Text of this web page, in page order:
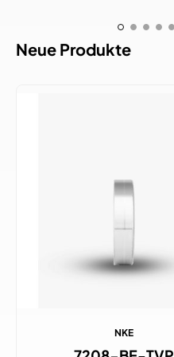
Neue Produkte
NKE